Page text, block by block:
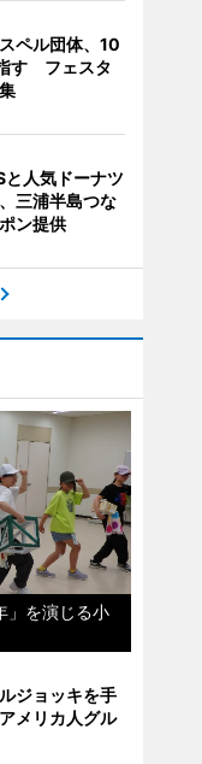
ペル団体、10
す フェスタ
と人気ドーナツ
三浦半島つな
ン提供
」を演じる小
ジョッキを手
メリカ人グル